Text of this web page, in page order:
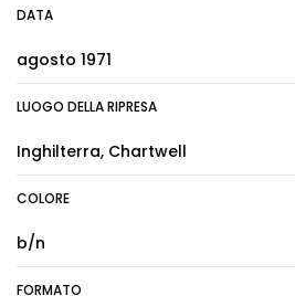
DATA
agosto 1971
LUOGO DELLA RIPRESA
Inghilterra, Chartwell
COLORE
b/n
FORMATO